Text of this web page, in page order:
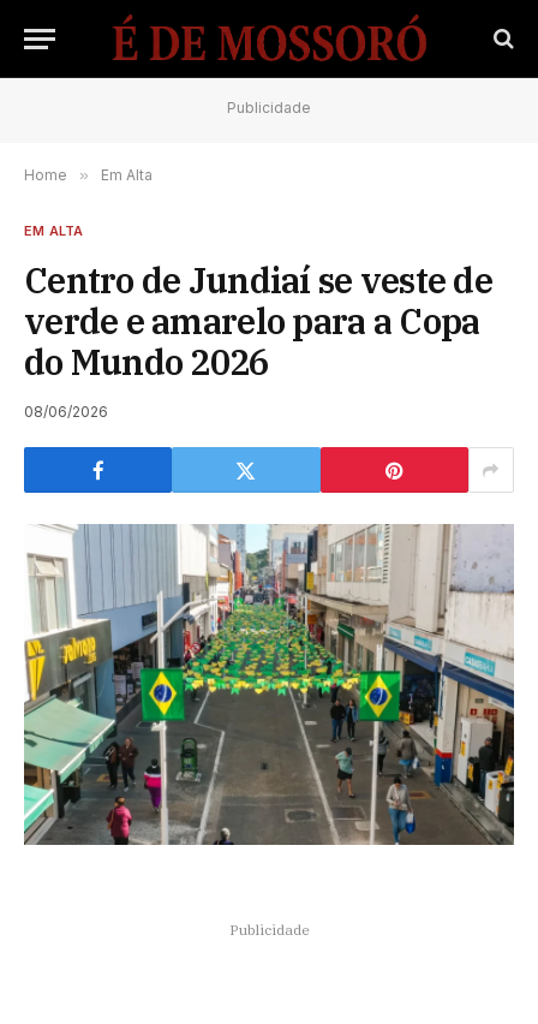
Publicidade
Home » Em Alta
EM ALTA
Centro de Jundiaí se veste de
verde e amarelo para a Copa
do Mundo 2026
08/06/2026
Publicidade